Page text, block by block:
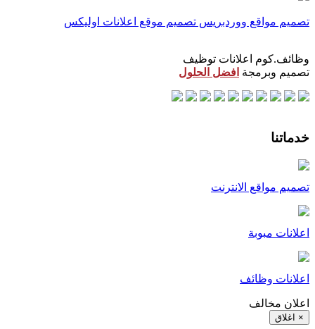
تصميم مواقع ووردبريس تصميم موقع اعلانات اوليكس
وظائف.كوم اعلانات توظيف
تصميم وبرمجة افضل الحلول
خدماتنا
تصميم مواقع الانترنت
اعلانات مبوبة
اعلانات وظائف
اعلان مخالف
× اغلاق